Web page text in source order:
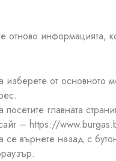
отново информацията,
от основното
главната
– https://
върнете назад с